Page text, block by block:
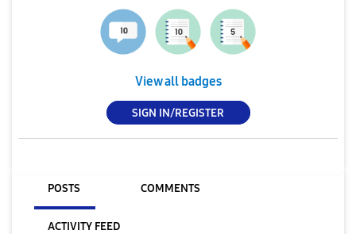
View all badges
SIGN IN/REGISTER
POSTS COMMENTS
ACTIVITY FEED